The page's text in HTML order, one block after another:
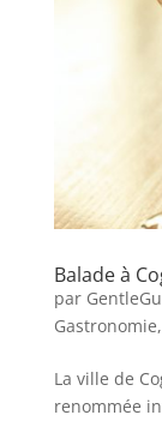
Balade à
par
Gastronomie,
La ville de
renommée